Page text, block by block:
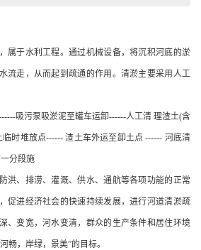
属于水利工程。通过机械设备，将沉积河底的淤
流走，从而起到疏通的作用。清淤主要采用人工
吸污泵吸淤泥至罐车运卸------人工清 理渣土(含
时堆放点------ 渣土车外运至卸土点 ------ 河底清
分段施
、排涝、灌溉、供水、通航等各项功能的正常
促进经济社会的快速持续发展，进行河道清淤疏
、变宽，河水变清，群众的生产条件和居住环境
畅，岸绿，景美”的目标。